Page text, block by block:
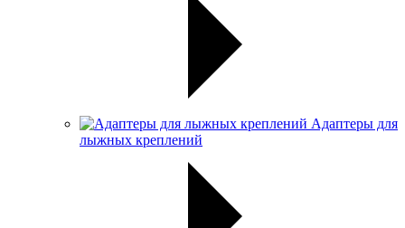
Адаптеры для
лыжных креплений